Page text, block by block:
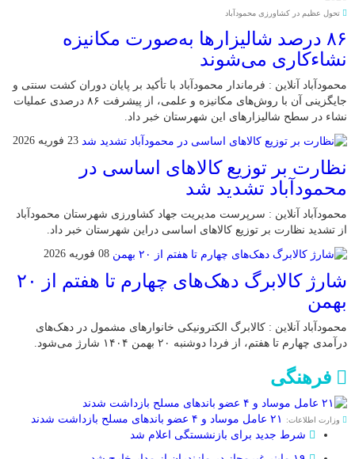
تحول عظیم در کشاورزی محمودآباد
۸۶ درصد شالیزارها به‌صورت مکانیزه
نشاءکاری می‌شوند
محمودآباد آنلاین : فرماندار محمودآباد با تأکید بر پایان دوران کشت سنتی و
جایگزینی آن با روش‌های مکانیزه و علمی، از پیشرفت ۸۶ درصدی عملیات
نشاء در سطح شالیزارهای این شهرستان خبر داد.
23 فوریه 2026
نظارت بر توزیع کالا‌های اساسی در
محمودآباد تشدید شد
محمودآباد آنلاین : سرپرست مدیریت جهاد کشاورزی شهرستان محمودآباد
از تشدید نظارت بر توزیع کالا‌های اساسی دراین شهرستان خبر داد.
08 فوریه 2026
شارژ کالابرگ دهک‌های چهارم تا هفتم از ۲۰
بهمن
محمودآباد آنلاین : کالابرگ الکترونیکی خانوار‌های مشمول در دهک‌های
درآمدی چهارم تا هفتم، از فردا دوشنبه ۲۰ بهمن ۱۴۰۴ شارژ می‌شود.
فرهنگی
وزارت اطلاعات:
۲۱ عامل موساد و ۴ عضو باند‌های مسلح بازداشت شدند
شرط جدید برای بازنشستگی اعلام شد